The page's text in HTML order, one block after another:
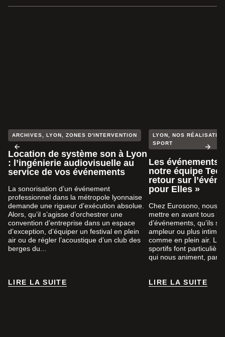
ARCHIVES LYON ZONES D'INTERVENTION
Location de système son à Lyon
: l’ingénierie audiovisuelle au
service de vos événements
La sonorisation d’un événement
professionnel dans la métropole lyonnaise
demande une rigueur d’exécution absolue.
Alors, qu’il s’agisse d’orchestrer une
convention d’entreprise dans un espace
d’exception, d’équiper un festival en plein
air ou de régler l’acoustique d’un club des
berges du...
LIRE LA SUITE
LYON
NOS
SPORT
Les événements
notre équipe
retour sur
pour Elles »
Chez Eurosono, nous
mettre en avant tous
d’événements, qu’ils
ampleur ou plus
comme en plein air.
sportifs font
qui nous animent, par...
LIRE LA SUITE